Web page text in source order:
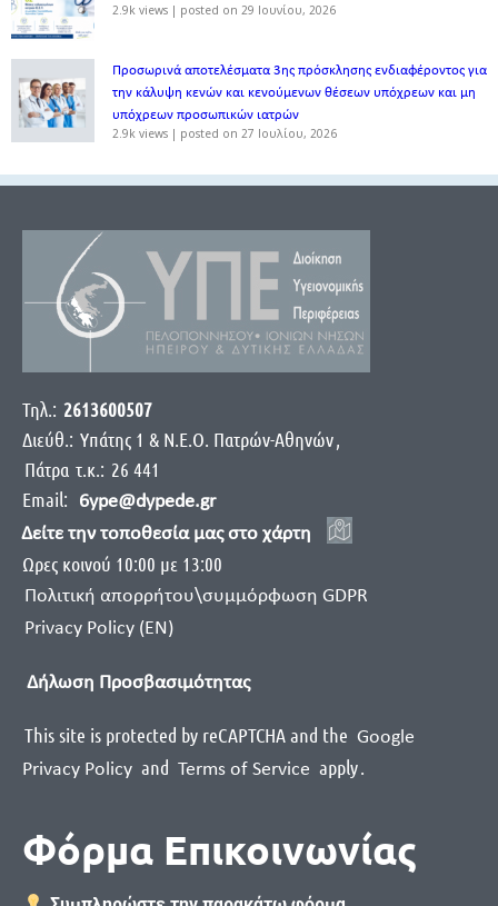
2.9k views | posted on 29 Ιουνίου, 2026
Προσωρινά αποτελέσματα 3ης πρόσκλησης ενδιαφέροντος για
την κάλυψη κενών και κενούμενων θέσεων υπόχρεων και μη
υπόχρεων προσωπικών ιατρών
2.9k views | posted on 27 Ιουλίου, 2026
Τηλ.: 2613600507
Διεύθ.: Yπάτης 1 & Ν.Ε.Ο. Πατρών-Αθηνών,
Πάτρα τ.κ.: 26 441
Email:
6ype@dypede.gr
Δείτε την τοποθεσία μας στο χάρτη
Ωρες κοινού 10:00 με 13:00
Πολιτική απορρήτου\συμμόρφωση GDPR
Privacy Policy (EN)
Δήλωση Προσβασιμότητας
This site is protected by reCAPTCHA and the Google
Privacy Policy and Terms of Service apply.
Φόρμα Επικοινωνίας